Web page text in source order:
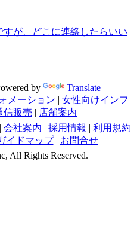
が、どこに連絡したらいい
by
Translate
メーション | 女性向けインフ
信販売 | 店舗案内
| 会社案内 | 採用情報 | 利用規約
イドマップ| お問合せ
All Rights Reserved.